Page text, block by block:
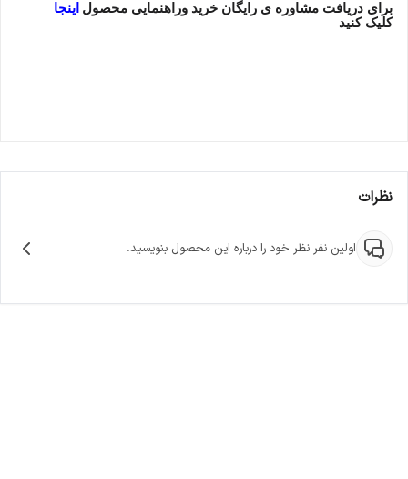
برای دریافت مشاوره ی رایگان خرید وراهنمایی محصول اینجا
کلیک کنید
نظرات
اولین نفر نظر خود را درباره این محصول بنویسید.